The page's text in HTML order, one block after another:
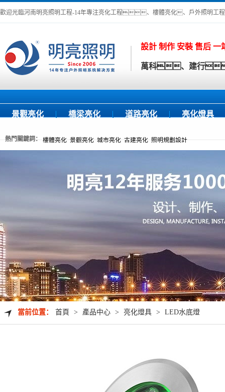
歡迎光臨河南明亮照明工程-14年專注亮化工程、樓體亮化、戶外照明工程
設計 制作 安裝 售后 一
萬科、建行
景觀亮化 橋梁亮化 道路亮化 亮化燈具
熱門關鍵詞：
當前位置： 首頁 > 產品中心 > 亮化燈具 > LED水底燈